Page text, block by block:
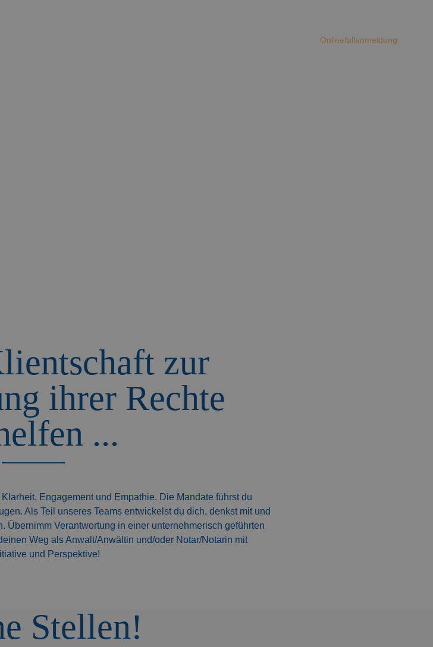
Onlinefallanmeldung
zur
ihrer Rechte
...
Engagement und Empathie. Die Mandate führst du
Als Teil unseres Teams entwickelst du dich, denkst mit und
Übernimm Verantwortung in einer unternehmerisch geführten
Weg als Anwalt/Anwältin und/oder Notar/Notarin mit
und Perspektive!
Stellen!